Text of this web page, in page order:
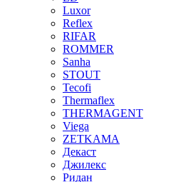
Luxor
Reflex
RIFAR
ROMMER
Sanha
STOUT
Tecofi
Thermaflex
THERMAGENT
Viega
ZETKAMA
Декаст
Джилекс
Ридан